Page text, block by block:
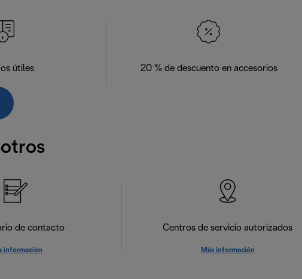
útiles 20 % de descuento en accesorios
de contacto
información
Centros de servicio autorizados
Más información